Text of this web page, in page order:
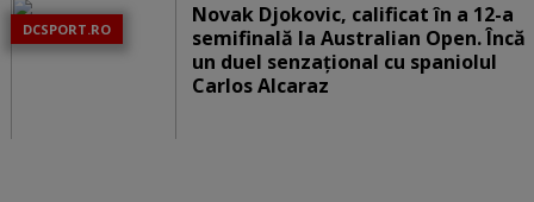
DCSPORT.RO
Novak Djokovic, calificat în a 12-a
semifinală la Australian Open. Încă
un duel senzațional cu spaniolul
Carlos Alcaraz